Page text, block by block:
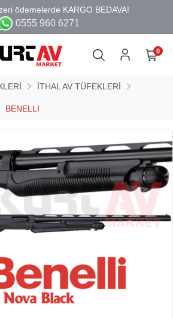
0555 960 6271
0
İTHAL AV TÜFEKLERİ
BENELLI